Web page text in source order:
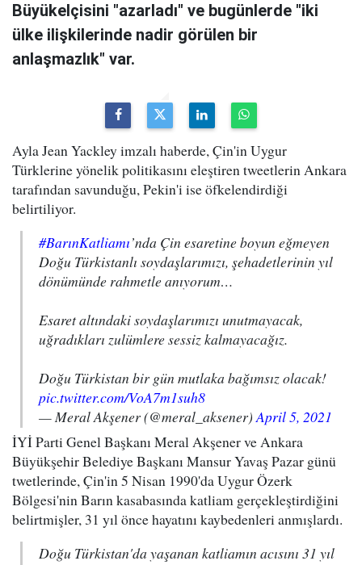
Büyükelçisini "azarladı" ve bugünlerde "iki
ülke ilişkilerinde nadir görülen bir
anlaşmazlık" var.
Ayla Jean Yackley imzalı haberde, Çin'in Uygur
Türklerine yönelik politikasını eleştiren tweetlerin Ankara
tarafından savunduğu, Pekin'i ise öfkelendirdiği
belirtiliyor.
#BarınKatliamı’nda Çin esaretine boyun eğmeyen
Doğu Türkistanlı soydaşlarımızı, şehadetlerinin yıl
dönümünde rahmetle anıyorum…
Esaret altındaki soydaşlarımızı unutmayacak,
uğradıkları zulümlere sessiz kalmayacağız.
Doğu Türkistan bir gün mutlaka bağımsız olacak!
pic.twitter.com/VoA7m1suh8
— Meral Akşener (@meral_aksener)April 5, 2021
İYİ Parti Genel Başkanı Meral Akşener ve Ankara
Büyükşehir Belediye Başkanı Mansur Yavaş Pazar günü
twetlerinde, Çin'in 5 Nisan 1990'da Uygur Özerk
Bölgesi'nin Barın kasabasında katliam gerçekleştirdiğini
belirtmişler, 31 yıl önce hayatını kaybedenleri anmışlardı.
Doğu Türkistan'da yaşanan katliamın acısını 31 yıl